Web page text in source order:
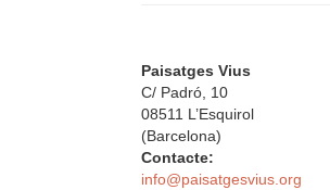
Paisatges Vius
C/ Padró, 10
08511 L’Esquirol
(Barcelona)
Contacte:
info@paisatgesvius.org